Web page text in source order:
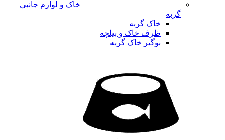
خاک و لوازم جانبی
گربه
خاک گربه
ظرف خاک و بیلچه
بوگیر خاک گربه